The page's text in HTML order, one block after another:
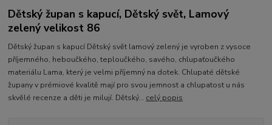
Dětský župan s kapucí, Dětský svět, Lamový
zelený velikost 86
Dětský župan s kapucí Dětský svět lamový zelený je vyroben z vysoce
příjemného, heboučkého, teploučkého, savého, chlupaťoučkého
materiálu Lama, který je velmi příjemný na dotek. Chlupaté dětské
župany v prémiové kvalitě mají pro svou jemnost a chlupatost u nás
skvělé recenze a děti je milují. Dětský... celý popis